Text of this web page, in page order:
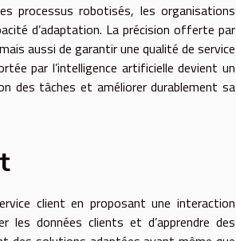
processus robotisés, les organisations
d’adaptation. La précision offerte par
aussi de garantir une qualité de service
par l’intelligence artificielle devient un
des tâches et améliorer durablement sa
client en proposant une interaction
les données clients et d’apprendre des